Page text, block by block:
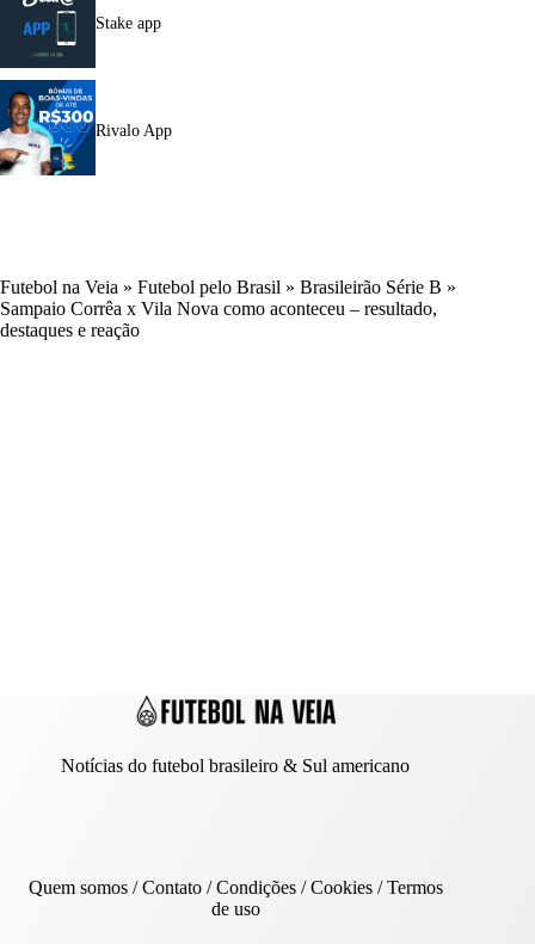
Stake app
Rivalo App
Futebol na Veia » Futebol pelo Brasil » Brasileirão Série B »
Sampaio Corrêa x Vila Nova como aconteceu – resultado,
destaques e reação
Notícias do futebol brasileiro & Sul americano
Quem somos/Contato/ Condições /Cookies/Termos
de uso